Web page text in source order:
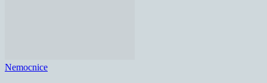
Nemocnice